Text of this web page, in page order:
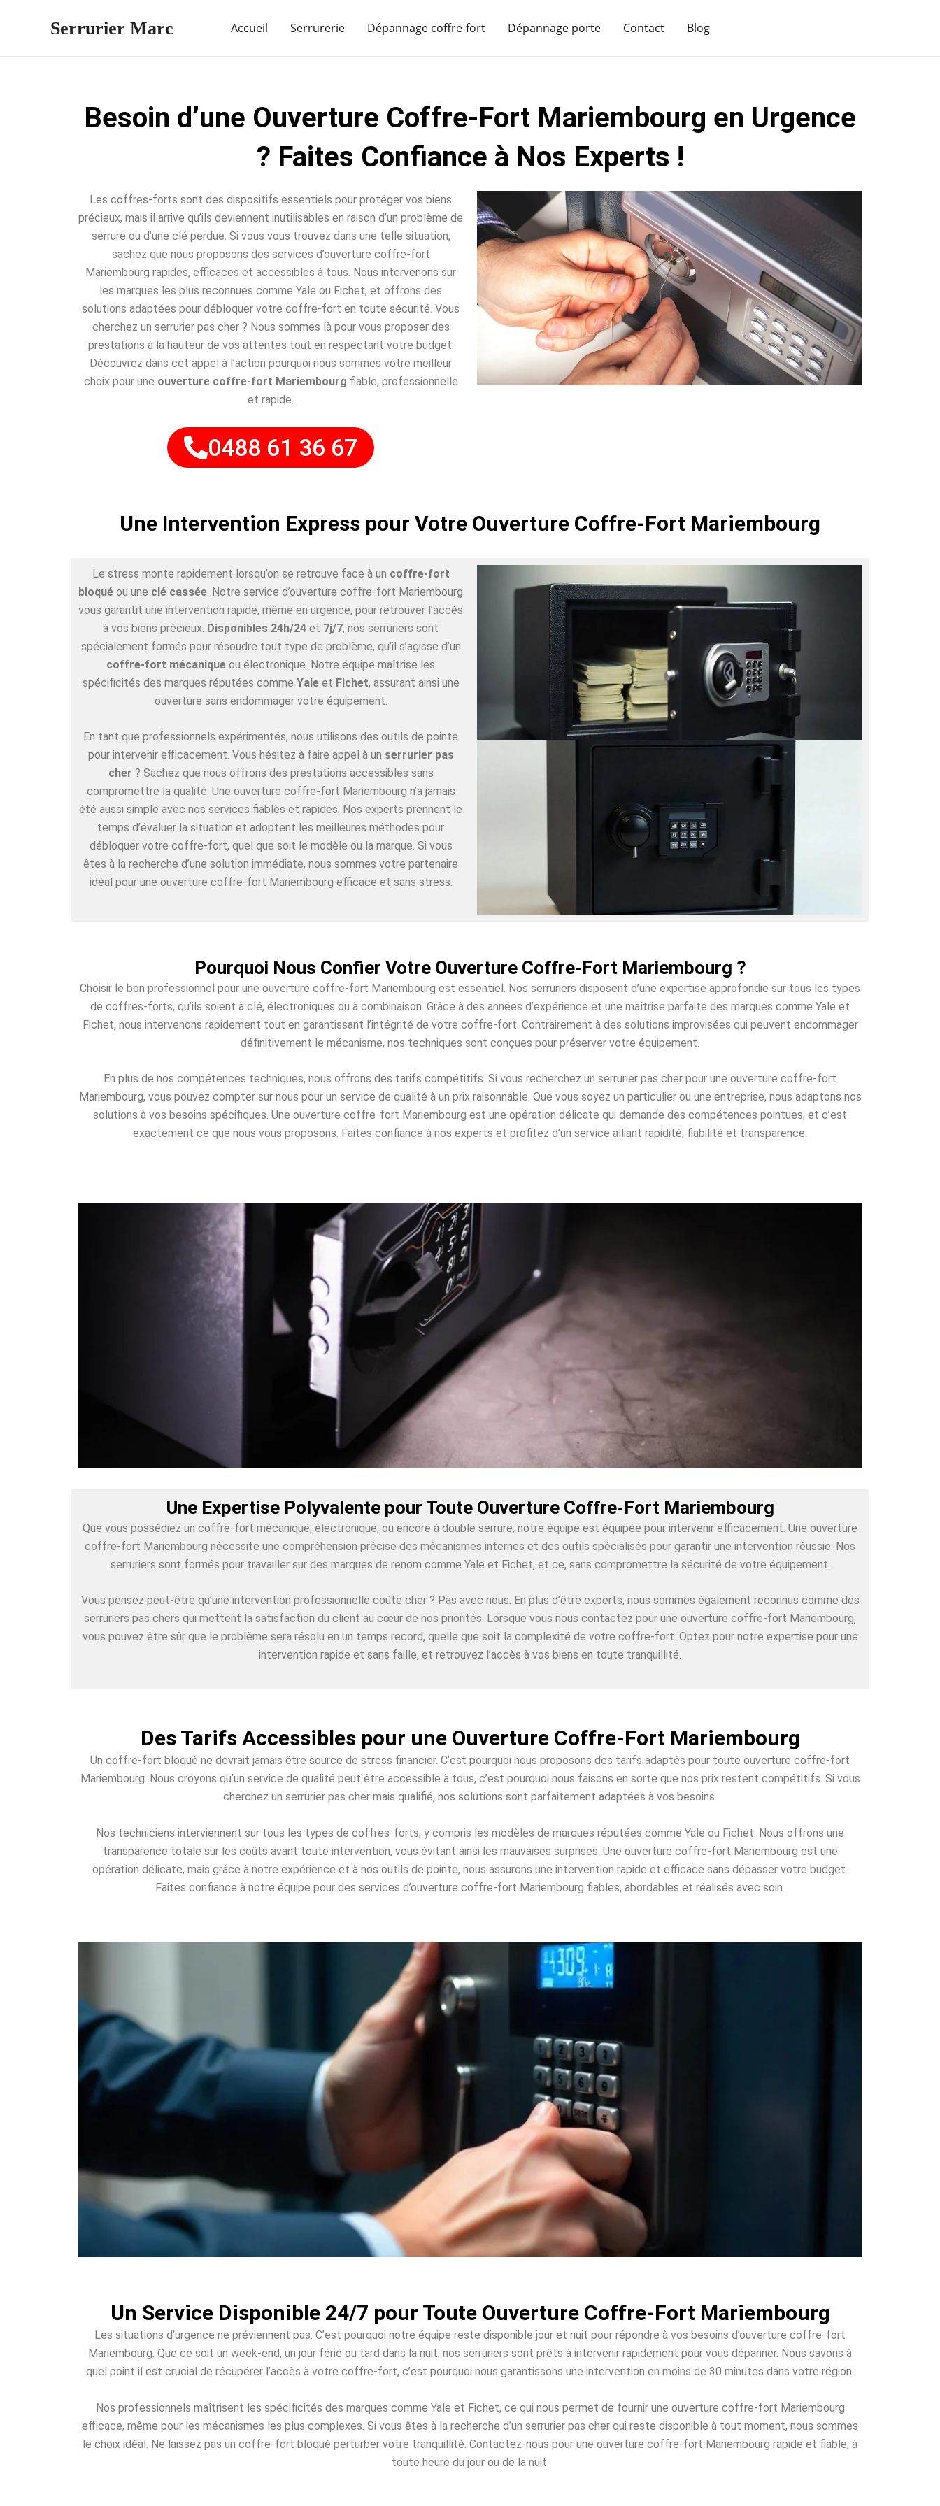
Serrurier Marc Accueil Serrurerie Dépannage coffre-fort Dépannage porte Contact Blog
Besoin d’une Ouverture Coffre-Fort Mariembourg en Urgence
? Faites Confiance à Nos Experts !
Les coffres-forts sont des dispositifs essentiels pour protéger vos biens
précieux, mais il arrive qu’ils deviennent inutilisables en raison d’un problème de
serrure ou d’une clé perdue. Si vous vous trouvez dans une telle situation,
sachez que nous proposons des services d’ouverture coffre-fort
Mariembourg rapides, efficaces et accessibles à tous. Nous intervenons sur
les marques les plus reconnues comme Yale ou Fichet, et offrons des
solutions adaptées pour débloquer votre coffre-fort en toute sécurité. Vous
cherchez un serrurier pas cher ? Nous sommes là pour vous proposer des
prestations à la hauteur de vos attentes tout en respectant votre budget.
Découvrez dans cet appel à l’action pourquoi nous sommes votre meilleur
choix pour une ouverture coffre-fort Mariembourg fiable, professionnelle
et rapide.
0488 61 36 67
Une Intervention Express pour Votre Ouverture Coffre-Fort Mariembourg
Le stress monte rapidement lorsqu’on se retrouve face à un coffre-fort
bloqué ou une clé cassée . Notre service d’ouverture coffre-fort Mariembourg
vous garantit une intervention rapide, même en urgence, pour retrouver l’accès
à vos biens précieux. Disponibles 24h/24 et 7j/7, nos serruriers sont
spécialement formés pour résoudre tout type de problème, qu’il s’agisse d’un
coffre-fort mécanique ou électronique. Notre équipe maîtrise les
spécificités des marques réputées comme Yaleet Fichet, assurant ainsi une
ouverture sans endommager votre équipement.
En tant que professionnels expérimentés, nous utilisons des outils de pointe
pour intervenir efficacement. Vous hésitez à faire appel à un serrurier pas
cher ? Sachez que nous offrons des prestations accessibles sans
compromettre la qualité. Une ouverture coffre-fort Mariembourg n’a jamais
été aussi simple avec nos services fiables et rapides. Nos experts prennent le
temps d’évaluer la situation et adoptent les meilleures méthodes pour
débloquer votre coffre-fort, quel que soit le modèle ou la marque. Si vous
êtes à la recherche d’une solution immédiate, nous sommes votre partenaire
idéal pour une ouverture coffre-fort Mariembourg efficace et sans stress.
Pourquoi Nous Confier Votre Ouverture Coffre-Fort Mariembourg ?
Choisir le bon professionnel pour une ouverture coffre-fort Mariembourg est essentiel. Nos serruriers disposent d’une expertise approfondie sur tous les types
de coffres-forts, qu’ils soient à clé, électroniques ou à combinaison. Grâce à des années d’expérience et une maîtrise parfaite des marques comme Yale et
Fichet, nous intervenons rapidement tout en garantissant l’intégrité de votre coffre-fort. Contrairement à des solutions improvisées qui peuvent endommager
définitivement le mécanisme, nos techniques sont conçues pour préserver votre équipement.
En plus de nos compétences techniques, nous offrons des tarifs compétitifs. Si vous recherchez un serrurier pas cher pour une ouverture coffre-fort
Mariembourg, vous pouvez compter sur nous pour un service de qualité à un prix raisonnable. Que vous soyez un particulier ou une entreprise, nous adaptons nos
solutions à vos besoins spécifiques. Une ouverture coffre-fort Mariembourg est une opération délicate qui demande des compétences pointues, et c’est
exactement ce que nous vous proposons. Faites confiance à nos experts et profitez d’un service alliant rapidité, fiabilité et transparence.
Une Expertise Polyvalente pour Toute Ouverture Coffre-Fort Mariembourg
Que vous possédiez un coffre-fort mécanique, électronique, ou encore à double serrure, notre équipe est équipée pour intervenir efficacement. Une ouverture
coffre-fort Mariembourg nécessite une compréhension précise des mécanismes internes et des outils spécialisés pour garantir une intervention réussie. Nos
serruriers sont formés pour travailler sur des marques de renom comme Yale et Fichet, et ce, sans compromettre la sécurité de votre équipement.
Vous pensez peut-être qu’une intervention professionnelle coûte cher ? Pas avec nous. En plus d’être experts, nous sommes également reconnus comme des
serruriers pas chers qui mettent la satisfaction du client au cœur de nos priorités. Lorsque vous nous contactez pour une ouverture coffre-fort Mariembourg,
vous pouvez être sûr que le problème sera résolu en un temps record, quelle que soit la complexité de votre coffre-fort. Optez pour notre expertise pour une
intervention rapide et sans faille, et retrouvez l’accès à vos biens en toute tranquillité.
Des Tarifs Accessibles pour une Ouverture Coffre-Fort Mariembourg
Un coffre-fort bloqué ne devrait jamais être source de stress financier. C’est pourquoi nous proposons des tarifs adaptés pour toute ouverture coffre-fort
Mariembourg. Nous croyons qu’un service de qualité peut être accessible à tous, c’est pourquoi nous faisons en sorte que nos prix restent compétitifs. Si vous
cherchez un serrurier pas cher mais qualifié, nos solutions sont parfaitement adaptées à vos besoins.
Nos techniciens interviennent sur tous les types de coffres-forts, y compris les modèles de marques réputées comme Yale ou Fichet. Nous offrons une
transparence totale sur les coûts avant toute intervention, vous évitant ainsi les mauvaises surprises. Une ouverture coffre-fort Mariembourg est une
opération délicate, mais grâce à notre expérience et à nos outils de pointe, nous assurons une intervention rapide et efficace sans dépasser votre budget.
Faites confiance à notre équipe pour des services d’ouverture coffre-fort Mariembourg fiables, abordables et réalisés avec soin.
Un Service Disponible 24/7 pour Toute Ouverture Coffre-Fort Mariembourg
Les situations d’urgence ne préviennent pas. C’est pourquoi notre équipe reste disponible jour et nuit pour répondre à vos besoins d’ouverture coffre-fort
Mariembourg. Que ce soit un week-end, un jour férié ou tard dans la nuit, nos serruriers sont prêts à intervenir rapidement pour vous dépanner. Nous savons à
quel point il est crucial de récupérer l’accès à votre coffre-fort, c’est pourquoi nous garantissons une intervention en moins de 30 minutes dans votre région.
Nos professionnels maîtrisent les spécificités des marques comme Yale et Fichet, ce qui nous permet de fournir une ouverture coffre-fort Mariembourg
efficace, même pour les mécanismes les plus complexes. Si vous êtes à la recherche d’un serrurier pas cher qui reste disponible à tout moment, nous sommes
le choix idéal. Ne laissez pas un coffre-fort bloqué perturber votre tranquillité. Contactez-nous pour une ouverture coffre-fort Mariembourg rapide et fiable, à
toute heure du jour ou de la nuit.